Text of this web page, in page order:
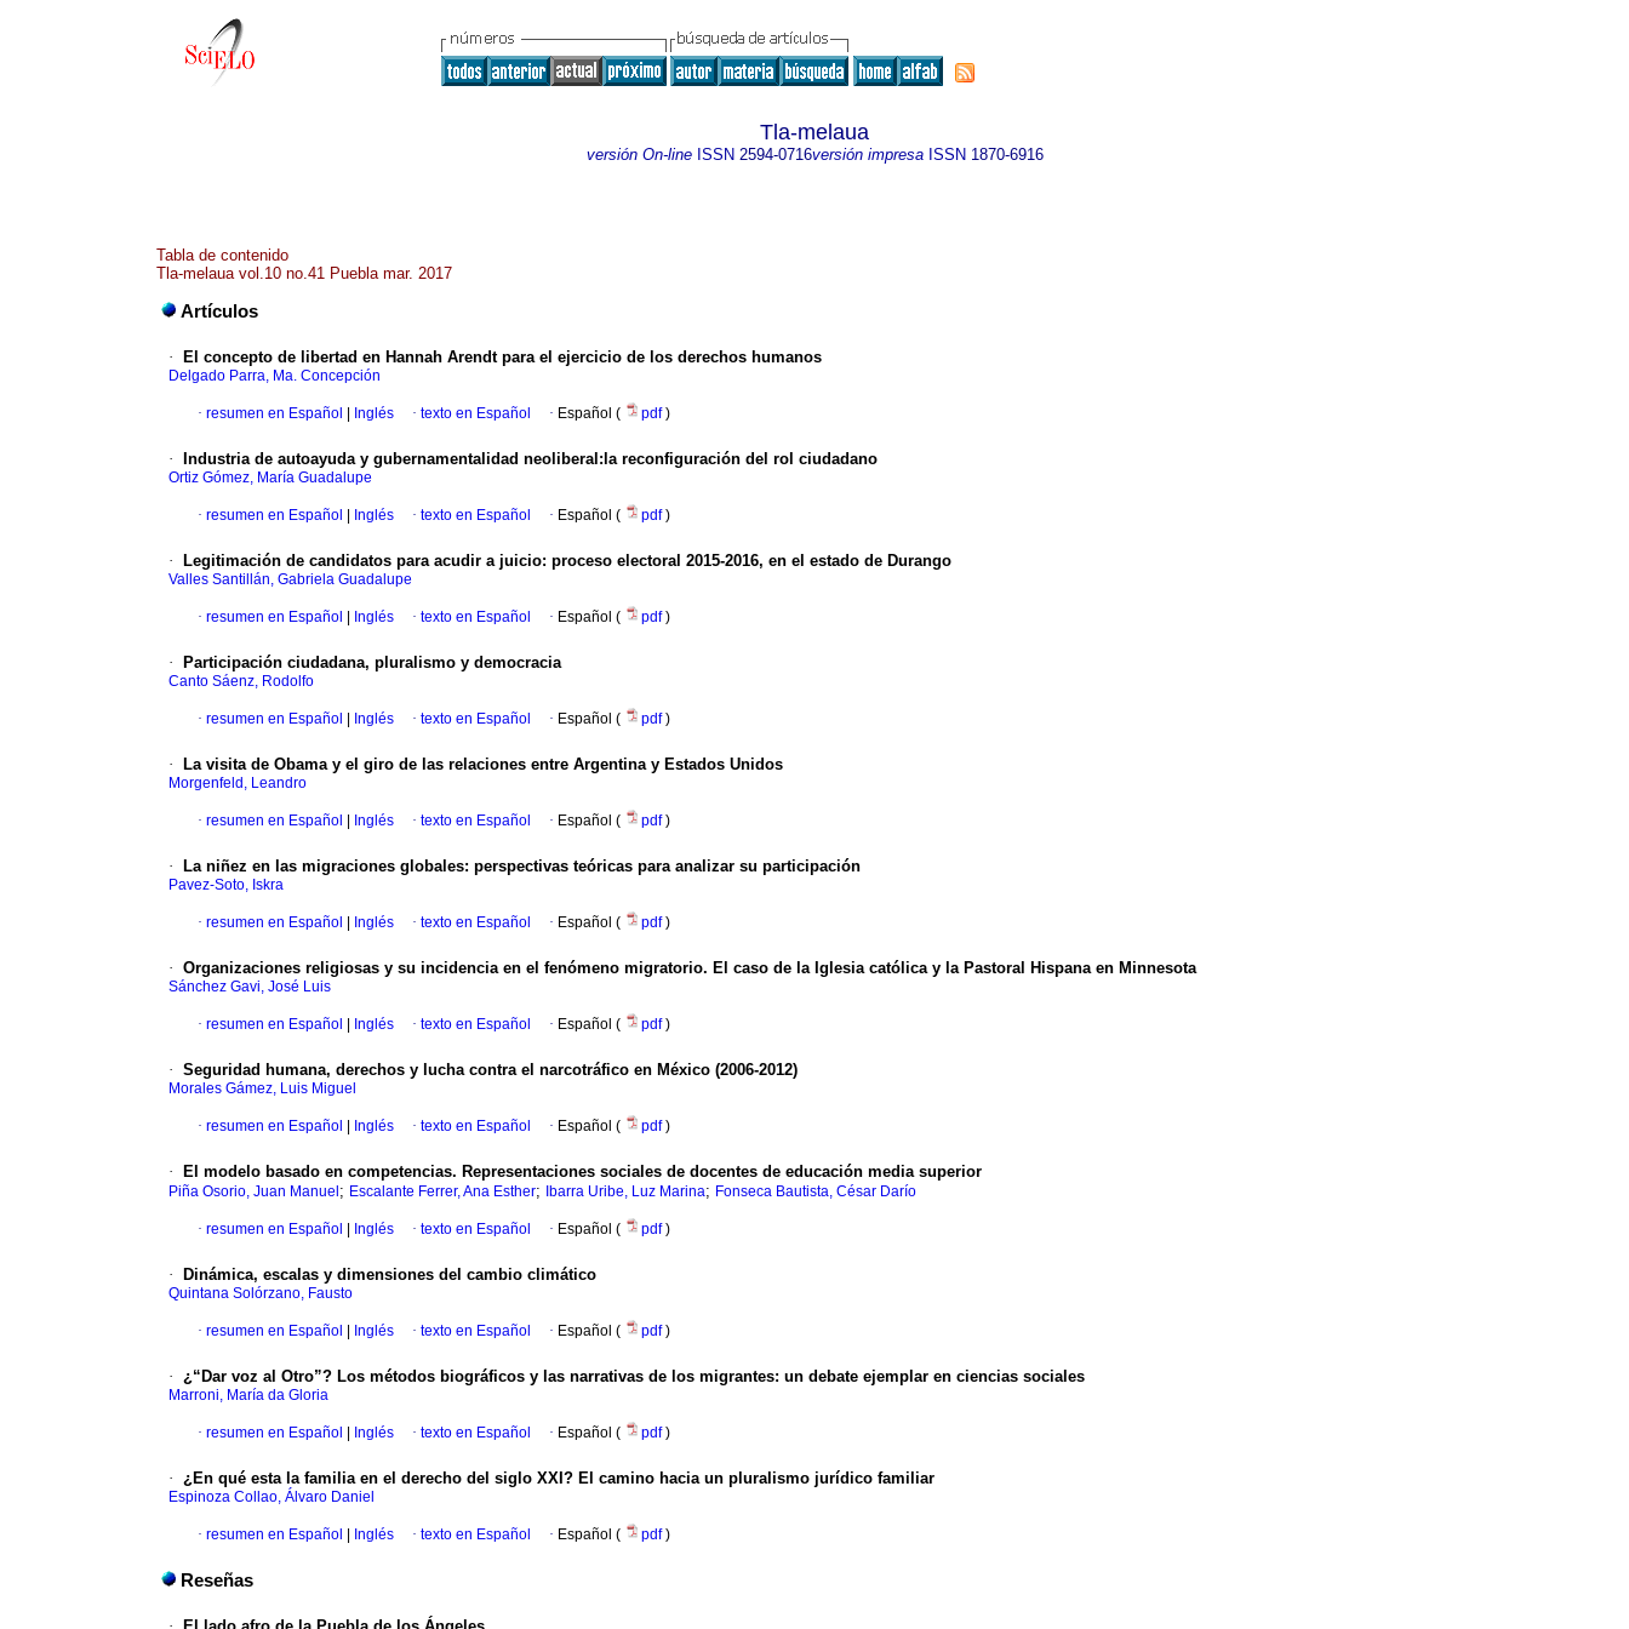
Tla-melaua
versión On-lineISSN 2594-0716versión impresaISSN 1870-6916
Tabla de contenido
Tla-melaua vol.10 no.41 Puebla mar. 2017
Artículos
· El concepto de libertad en Hannah Arendt para el ejercicio de los derechos humanos
Delgado Parra, Ma. Concepción
· resumen en Español Inglés · texto en Español · Español ( pdf)
· Industria de autoayuda y gubernamentalidad neoliberal:la reconfiguración del rol ciudadano
Ortiz Gómez, María Guadalupe
· resumen en Español Inglés · texto en Español · Español ( pdf)
· Legitimación de candidatos para acudir a juicio: proceso electoral 2015-2016, en el estado de Durango
Valles Santillán, Gabriela Guadalupe
· resumen en Español Inglés · texto en Español · Español ( pdf)
· Participación ciudadana, pluralismo y democracia
Canto Sáenz, Rodolfo
· resumen en Español Inglés · texto en Español · Español ( pdf)
· La visita de Obama y el giro de las relaciones entre Argentina y Estados Unidos
Morgenfeld, Leandro
· resumen en Español Inglés · texto en Español · Español ( pdf)
· La niñez en las migraciones globales: perspectivas teóricas para analizar su participación
Pavez-Soto, Iskra
· resumen en Español Inglés · texto en Español · Español ( pdf)
· Organizaciones religiosas y su incidencia en el fenómeno migratorio. El caso de la Iglesia católica y la Pastoral Hispana en Minnesota
Sánchez Gavi, José Luis
· resumen en Español Inglés · texto en Español · Español ( pdf)
· Seguridad humana, derechos y lucha contra el narcotráfico en México (2006-2012)
Morales Gámez, Luis Miguel
· resumen en Español Inglés · texto en Español · Español ( pdf)
· El modelo basado en competencias. Representaciones sociales de docentes de educación media superior
Piña Osorio, Juan Manuel ; Escalante Ferrer, Ana Esther; Ibarra Uribe, Luz Marina; Fonseca Bautista, César Darío
· resumen en Español Inglés · texto en Español · Español ( pdf)
· Dinámica, escalas y dimensiones del cambio climático
Quintana Solórzano, Fausto
· resumen en Español Inglés · texto en Español · Español ( pdf)
· ¿“Dar voz al Otro”? Los métodos biográficos y las narrativas de los migrantes: un debate ejemplar en ciencias sociales
Marroni, María da Gloria
· resumen en Español Inglés · texto en Español · Español ( pdf)
· ¿En qué esta la familia en el derecho del siglo XXI? El camino hacia un pluralismo jurídico familiar
Espinoza Collao, Álvaro Daniel
· resumen en Español Inglés · texto en Español · Español ( pdf)
Reseñas